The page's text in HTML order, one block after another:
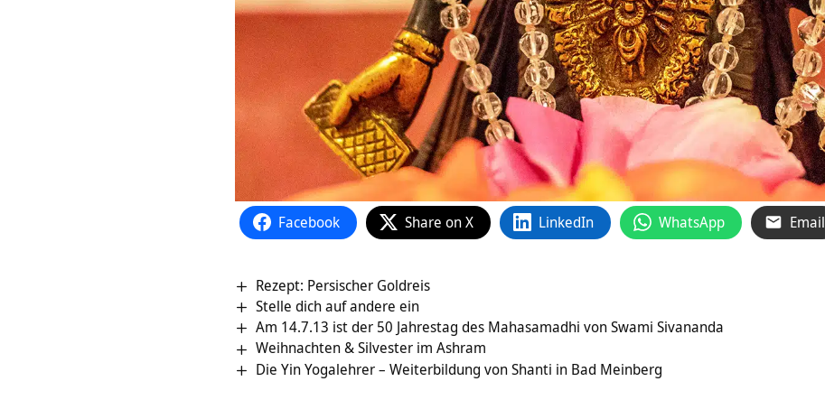
Facebook Share on X LinkedIn WhatsApp Email
Rezept: Persischer Goldreis
Stelle dich auf andere ein
Am 14.7.13 ist der 50 Jahrestag des Mahasamadhi von Swami Sivananda
Weihnachten & Silvester im Ashram
Die Yin Yogalehrer – Weiterbildung von Shanti in Bad Meinberg